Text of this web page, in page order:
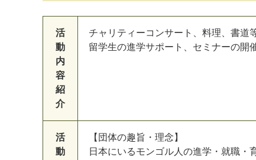
活
動
内
容
紹
介
チャリティーコンサート、料理、書道
留学生の進学サポート、セミナーの開
活
動
【団体の趣旨・理念】
日本にいるモンゴル人の進学・就職・
マイメディア検索